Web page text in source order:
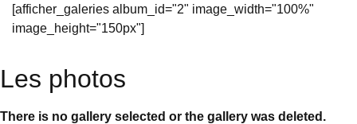
[afficher_galeries album_id="2" image_width="100%"
image_height="150px"]
Les photos
There is no gallery selected or the gallery was deleted.